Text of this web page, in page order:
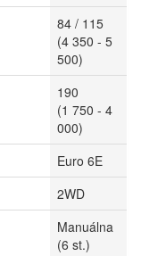
84 / 115
(4 350 - 5
500)
190
(1 750 - 4
000)
Euro 6E
2WD
Manuálna
(6 st.)